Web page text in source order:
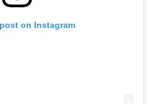
on Instagram